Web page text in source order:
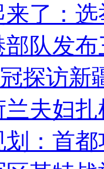
了：
队发
探访新
兰夫妇
：首